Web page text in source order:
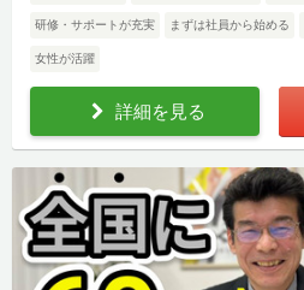
研修・サポートが充実 まずは社員から始める
女性が活躍
詳細を見る